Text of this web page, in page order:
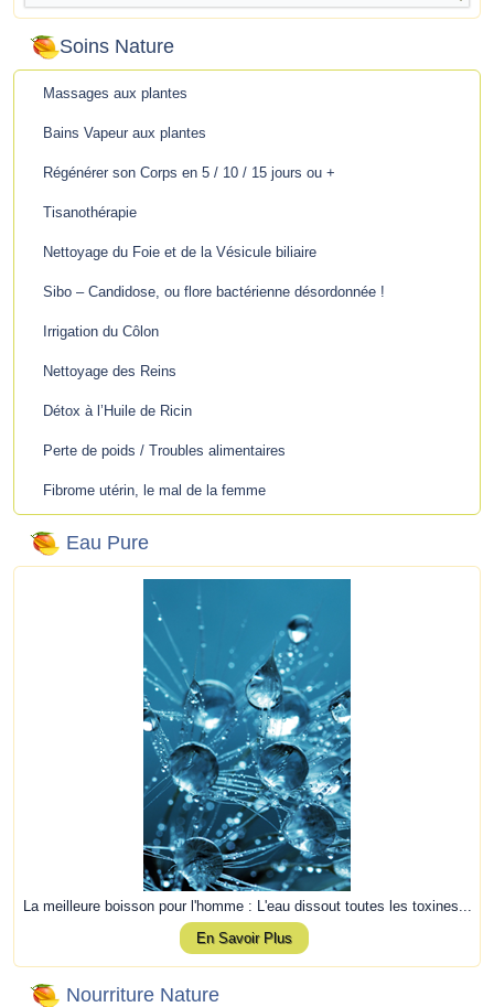
Soins Nature
Massages aux plantes
Bains Vapeur aux plantes
Régénérer son Corps en 5 / 10 / 15 jours ou +
Tisanothérapie
Nettoyage du Foie et de la Vésicule biliaire
Sibo – Candidose, ou flore bactérienne désordonnée !
Irrigation du Côlon
Nettoyage des Reins
Détox à l’Huile de Ricin
Perte de poids / Troubles alimentaires
Fibrome utérin, le mal de la femme
Eau Pure
La meilleure boisson pour l'homme : L'eau dissout toutes les toxines...
En Savoir Plus
Nourriture Nature